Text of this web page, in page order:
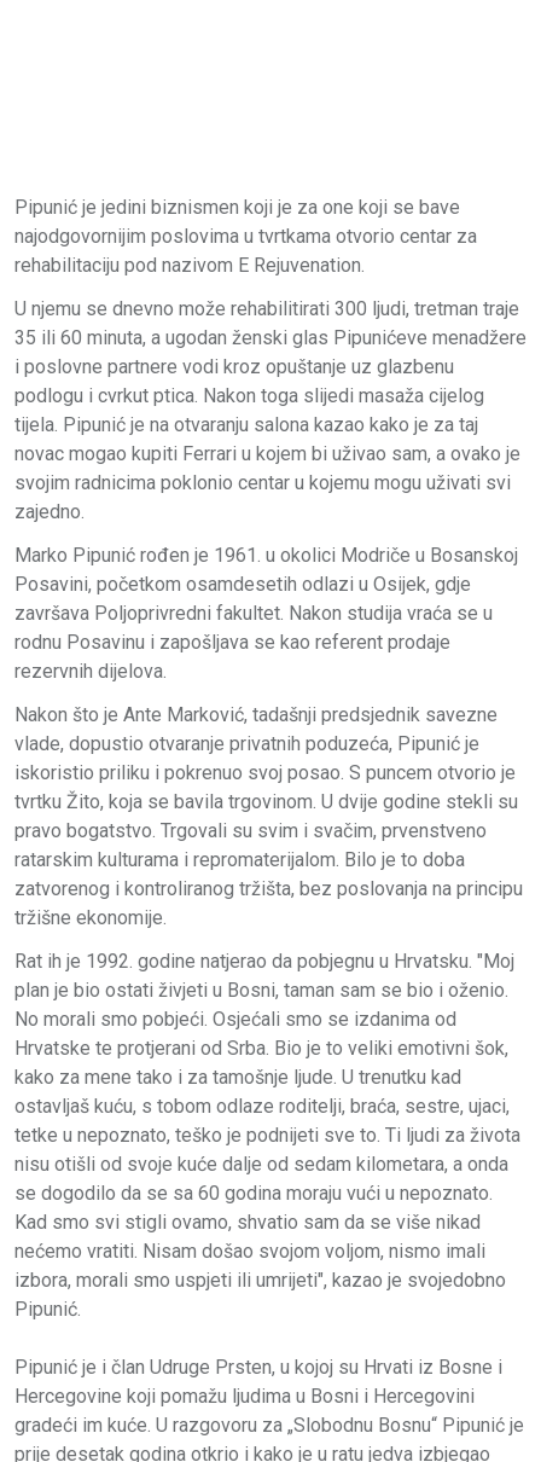
Pipunić je jedini biznismen koji je za one koji se bave
najodgovornijim poslovima u tvrtkama otvorio centar za
rehabilitaciju pod nazivom E Rejuvenation.
U njemu se dnevno može rehabilitirati 300 ljudi, tretman traje
35 ili 60 minuta, a ugodan ženski glas Pipunićeve menadžere
i poslovne partnere vodi kroz opuštanje uz glazbenu
podlogu i cvrkut ptica. Nakon toga slijedi masaža cijelog
tijela. Pipunić je na otvaranju salona kazao kako je za taj
novac mogao kupiti Ferrari u kojem bi uživao sam, a ovako je
svojim radnicima poklonio centar u kojemu mogu uživati svi
zajedno.
Marko Pipunić rođen je 1961. u okolici Modriče u Bosanskoj
Posavini, početkom osamdesetih odlazi u Osijek, gdje
završava Poljoprivredni fakultet. Nakon studija vraća se u
rodnu Posavinu i zapošljava se kao referent prodaje
rezervnih dijelova.
Nakon što je Ante Marković, tadašnji predsjednik savezne
vlade, dopustio otvaranje privatnih poduzeća, Pipunić je
iskoristio priliku i pokrenuo svoj posao. S puncem otvorio je
tvrtku Žito, koja se bavila trgovinom. U dvije godine stekli su
pravo bogatstvo. Trgovali su svim i svačim, prvenstveno
ratarskim kulturama i repromaterijalom. Bilo je to doba
zatvorenog i kontroliranog tržišta, bez poslovanja na principu
tržišne ekonomije.
Rat ih je 1992. godine natjerao da pobjegnu u Hrvatsku. "Moj
plan je bio ostati živjeti u Bosni, taman sam se bio i oženio.
No morali smo pobjeći. Osjećali smo se izdanima od
Hrvatske te protjerani od Srba. Bio je to veliki emotivni šok,
kako za mene tako i za tamošnje ljude. U trenutku kad
ostavljaš kuću, s tobom odlaze roditelji, braća, sestre, ujaci,
tetke u nepoznato, teško je podnijeti sve to. Ti ljudi za života
nisu otišli od svoje kuće dalje od sedam kilometara, a onda
se dogodilo da se sa 60 godina moraju vući u nepoznato.
Kad smo svi stigli ovamo, shvatio sam da se više nikad
nećemo vratiti. Nisam došao svojom voljom, nismo imali
izbora, morali smo uspjeti ili umrijeti", kazao je svojedobno
Pipunić.
Pipunić je i član Udruge Prsten, u kojoj su Hrvati iz Bosne i
Hercegovine koji pomažu ljudima u Bosni i Hercegovini
gradeći im kuće. U razgovoru za „Slobodnu Bosnu“ Pipunić je
prije desetak godina otkrio i kako je u ratu jedva izbjegao